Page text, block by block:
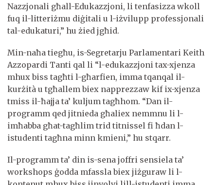
Nazzjonali għall-Edukazzjoni, li tenfasizza wkoll
fuq il-litteriżmu diġitali u l-iżvilupp professjonali
tal-edukaturi,” hu żied jgħid.
Min-naħa tiegħu, is-Segretarju Parlamentari Keith
Azzopardi Tanti qal li “l-edukazzjoni tax-xjenza
mhux biss tagħti l-għarfien, imma tqanqal il-
kurżità u tgħallem biex napprezzaw kif ix-xjenza
tmiss il-ħajja ta’ kuljum tagħhom. “Dan il-
programm qed jitnieda għaliex nemmnu li l-
imħabba għat-tagħlim trid titnissel fi ħdan l-
istudenti tagħna minn kmieni,” hu stqarr.
Il-programm ta’ din is-sena joffri sensiela ta’
workshops ġodda mfassla biex jiżguraw li l-